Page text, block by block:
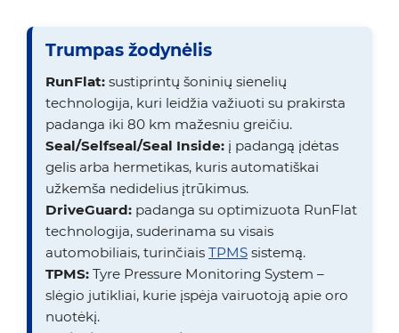
Trumpas žodynėlis
RunFlat: sustiprintų šoninių sienelių
technologija, kuri leidžia važiuoti su prakirsta
padanga iki 80 km mažesniu greičiu.
Seal/Selfseal/Seal Inside: į padangą įdėtas
gelis arba hermetikas, kuris automatiškai
užkemša nedidelius įtrūkimus.
DriveGuard: padanga su optimizuota RunFlat
technologija, suderinama su visais
automobiliais, turinčiais TPMS sistemą.
TPMS: Tyre Pressure Monitoring System –
slėgio jutikliai, kurie įspėja vairuotoją apie oro
nuotėkį.